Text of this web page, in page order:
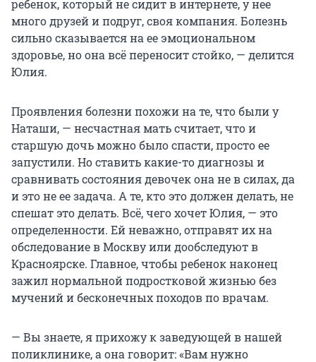
ребенок, который не сидит в интернете, у нее
много друзей и подруг, своя компания. Болезнь
сильно сказывается на ее эмоциональном
здоровье, но она всё переносит стойко, — делится
Юлия.
Проявления болезни похожи на те, что были у
Наташи, — несчастная мать считает, что и
старшую дочь можно было спасти, просто ее
запустили. Но ставить какие-то диагнозы и
сравнивать состояния девочек она не в силах, да
и это не ее задача. А те, кто это должен делать, не
спешат это делать. Всё, чего хочет Юлия, — это
определенности. Ей неважно, отправят их на
обследование в Москву или дообследуют в
Красноярске. Главное, чтобы ребенок наконец
зажил нормальной подростковой жизнью без
мучений и бесконечных походов по врачам.
— Вы знаете, я прихожу к заведующей в нашей
поликлинике, а она говорит: «Вам нужно